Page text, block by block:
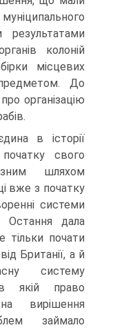
результатами
колоній
місцевих
До
організацію
в історії
свого
шляхом
вже з початку
системи
Остання дала
тільки почати
Британії, а й
систему
в якій право
вирішення
займало